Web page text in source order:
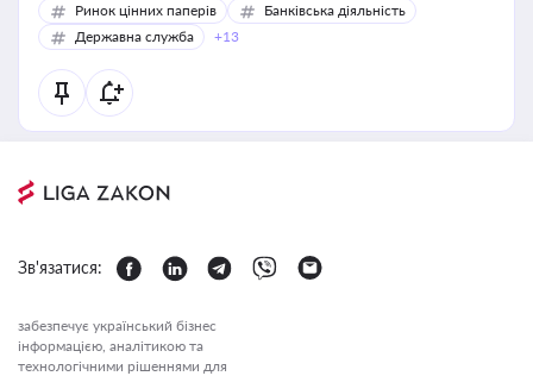
Ринок цінних паперів
Банківська діяльність
Державна служба
+13
Зв'язатися:
забезпечує український бізнес
інформацією, аналітикою та
технологічними рішеннями для